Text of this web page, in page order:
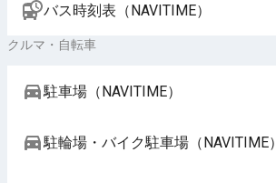
バス時刻表（NAVITIME）
クルマ・自転車
駐車場（NAVITIME）
駐輪場・バイク駐車場（NAVITIME）